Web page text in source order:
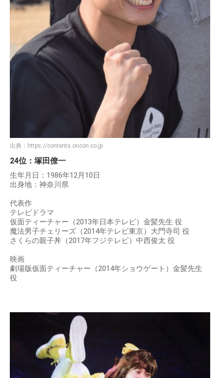
出典： https://contents.oricon.co.jp
24位：塚田僚一
生年月日：1986年12月10日
出身地：神奈川県
代表作
テレビドラマ
仮面ティーチャー（2013年日本テレビ）金髪先生 役
魔法男子チェリーズ（2014年テレビ東京）大門寺司 役
さくらの親子丼（2017年フジテレビ）中西俊太 役
映画
劇場版仮面ティーチャー（2014年ショウゲート）金髪先生
役